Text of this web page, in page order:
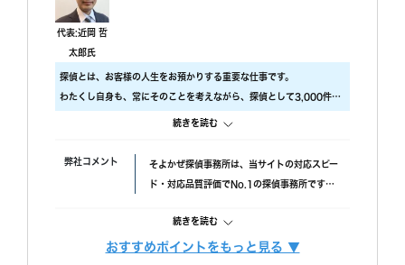
です。
調査中の印象
尾行が旦那の会社スタートの予定でしたが、場所が違ってい
たようで、必死に探してくれたと伺っております。こちらの
対応については本当に調査員の方々に感謝しかありません。
調査後の印象
報告書はすぐに届けていただけましたが、時間表示が間違っ
と思われます。)おそらく、早急に届けたいと思ってくれた
のかなと思います。
代表:近岡 哲
太郎氏
探偵とは、お客様の人生をお預かりする重要な仕事です。
わたくし自身も、常にそのことを考えながら、探偵として3,000件以
す。
・ 厳選した優秀な調査スタッフ
また、お客様ひとりひとりに合った調査プランを立てるには、カウン
続きを読む
弊社コメント そよかぜ探偵事務所は、当サイトの対応スピー
ド・対応品質評価でNo.1の探偵事務所です。
で、完全成功報酬プランも選べます。また、み
んなの名探偵経由で相談できる限定クーポンも
続きを読む
おすすめポイントをもっと見る ▼